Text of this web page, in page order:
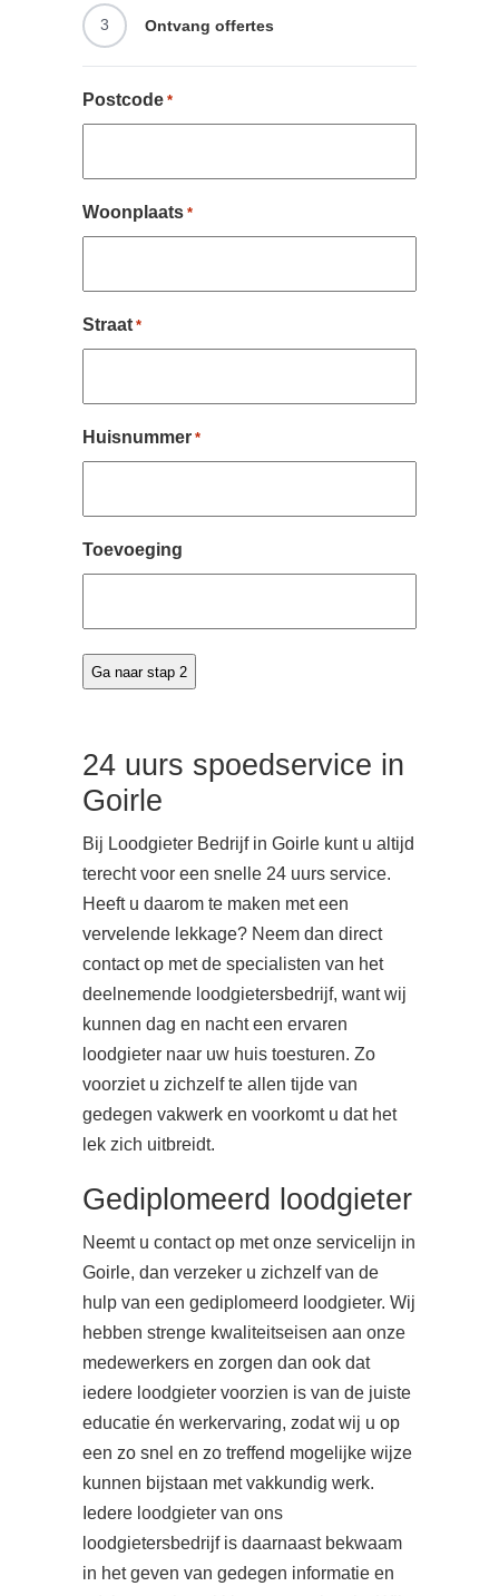
3 Ontvang offertes
Postcode *
Woonplaats *
Straat *
Huisnummer *
Toevoeging
24 uurs spoedservice in
Goirle
Bij Loodgieter Bedrijf in Goirle kunt u altijd
terecht voor een snelle 24 uurs service.
Heeft u daarom te maken met een
vervelende lekkage? Neem dan direct
contact op met de specialisten van het
deelnemende loodgietersbedrijf, want wij
kunnen dag en nacht een ervaren
loodgieter naar uw huis toesturen. Zo
voorziet u zichzelf te allen tijde van
gedegen vakwerk en voorkomt u dat het
lek zich uitbreidt.
Gediplomeerd loodgieter
Neemt u contact op met onze servicelijn in
Goirle, dan verzeker u zichzelf van de
hulp van een gediplomeerd loodgieter. Wij
hebben strenge kwaliteitseisen aan onze
medewerkers en zorgen dan ook dat
iedere loodgieter voorzien is van de juiste
educatie én werkervaring, zodat wij u op
een zo snel en zo treffend mogelijke wijze
kunnen bijstaan met vakkundig werk.
Iedere loodgieter van ons
loodgietersbedrijf is daarnaast bekwaam
in het geven van gedegen informatie en